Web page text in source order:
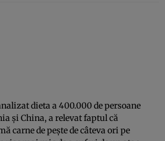
dieta a 400.000 de persoane
şi China, a relevat faptul că
carne de peşte de câteva ori pe